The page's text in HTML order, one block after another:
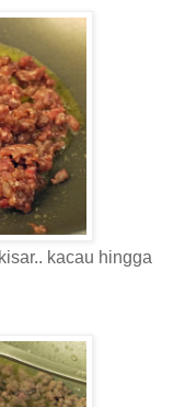
kacau hingga